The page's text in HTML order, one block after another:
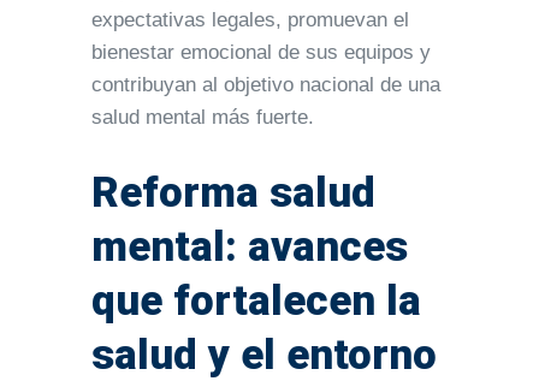
expectativas legales, promuevan el
bienestar emocional de sus equipos y
contribuyan al objetivo nacional de una
salud mental más fuerte.
Reforma salud
mental: avances
que fortalecen la
salud y el entorno